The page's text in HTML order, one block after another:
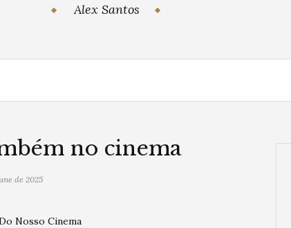
Alex Santos
no cinema
de 2025